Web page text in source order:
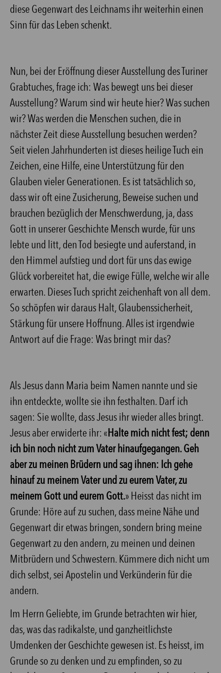
diese Gegenwart des Leichnams ihr weiterhin einen
Sinn für das Leben schenkt.
Nun, bei der Eröffnung dieser Ausstellung des Turiner
Grabtuches, frage ich: Was bewegt uns bei dieser
Ausstellung? Warum sind wir heute hier? Was suchen
wir? Was werden die Menschen suchen, die in
nächster Zeit diese Ausstellung besuchen werden?
Seit vielen Jahrhunderten ist dieses heilige Tuch ein
Zeichen, eine Hilfe, eine Unterstützung für den
Glauben vieler Generationen. Es ist tatsächlich so,
dass wir oft eine Zusicherung, Beweise suchen und
brauchen bezüglich der Menschwerdung, ja, dass
Gott in unserer Geschichte Mensch wurde, für uns
lebte und litt, den Tod besiegte und auferstand, in
den Himmel aufstieg und dort für uns das ewige
Glück vorbereitet hat, die ewige Fülle, welche wir alle
erwarten. Dieses Tuch spricht zeichenhaft von all dem.
So schöpfen wir daraus Halt, Glaubenssicherheit,
Stärkung für unsere Hoffnung. Alles ist irgendwie
Antwort auf die Frage: Was bringt mir das?
Als Jesus dann Maria beim Namen nannte und sie
ihn entdeckte, wollte sie ihn festhalten. Darf ich
sagen: Sie wollte, dass Jesus ihr wieder alles bringt.
Jesus aber erwiderte ihr: «Halte mich nicht fest; denn
ich bin noch nicht zum Vater hinaufgegangen. Geh
aber zu meinen Brüdern und sag ihnen: Ich gehe
hinauf zu meinem Vater und zu eurem Vater, zu
meinem Gott und eurem Gott.» Heisst das nicht im
Grunde: Höre auf zu suchen, dass meine Nähe und
Gegenwart dir etwas bringen, sondern bring meine
Gegenwart zu den andern, zu meinen und deinen
Mitbrüdern und Schwestern. Kümmere dich nicht um
dich selbst, sei Apostelin und Verkünderin für die
andern.
Im Herrn Geliebte, im Grunde betrachten wir hier,
das, was das radikalste, und ganzheitlichste
Umdenken der Geschichte gewesen ist. Es heisst, im
Grunde so zu denken und zu empfinden, so zu